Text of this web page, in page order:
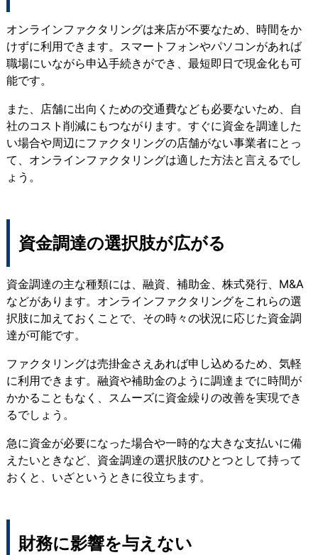
オンラインファクタリングは来店が不要なため、時間をか
けずに利用できます。スマートフォンやパソコンがあれば
職場にいながら申込手続きができ、最短即日で現金化も可
能です。
また、店舗に出向くための交通費なども必要ないため、自
社のコスト削減にもつながります。すぐに資金を調達した
い場合や周辺にファクタリングの店舗がない事業者にとっ
て、オンラインファクタリングは適した方法と言えるでし
ょう。
資金調達の選択肢が広がる
資金調達の主な種類には、融資、補助金、株式発行、M&A
などがあります。オンラインファクタリングをこれらの選
択肢に加えておくことで、その時々の状況に応じた資金調
達が可能です。
ファクタリングは売掛金さえあれば申し込めるため、気軽
に利用できます。融資や補助金のように調達までに時間が
かかることもなく、スムーズに資金繰りの改善を実現でき
るでしょう。
急に資金が必要になった場合や一時的な大きな支払いに備
えたいときなど、資金調達の選択肢のひとつとして持って
おくと、いざというときに役立ちます。
財務に影響を与えない